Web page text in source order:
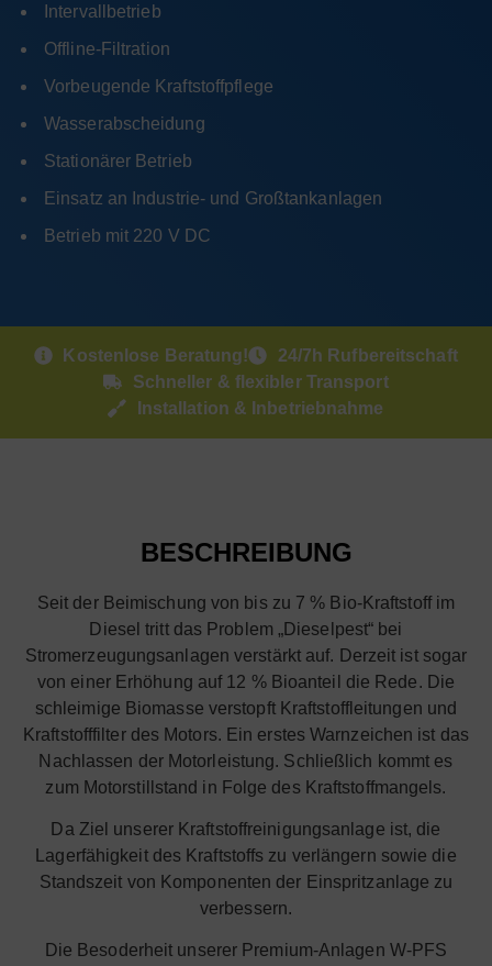
Intervallbetrieb
Offline-Filtration
Vorbeugende Kraftstoffpflege
Wasserabscheidung
Stationärer Betrieb
Einsatz an Industrie- und Großtankanlagen
Betrieb mit 220 V DC
Kostenlose Beratung!
24/7h Rufbereitschaft
Schneller & flexibler Transport
Installation & Inbetriebnahme
BESCHREIBUNG
Seit der Beimischung von bis zu 7 % Bio-Kraftstoff im
Diesel tritt das Problem „Dieselpest“ bei
Stromerzeugungsanlagen verstärkt auf. Derzeit ist sogar
von einer Erhöhung auf 12 % Bioanteil die Rede. Die
schleimige Biomasse verstopft Kraftstoffleitungen und
Kraftstofffilter des Motors. Ein erstes Warnzeichen ist das
Nachlassen der Motorleistung. Schließlich kommt es
zum Motorstillstand in Folge des Kraftstoffmangels.
Da Ziel unserer Kraftstoffreinigungsanlage ist, die
Lagerfähigkeit des Kraftstoffs zu verlängern sowie die
Standszeit von Komponenten der Einspritzanlage zu
verbessern.
Die Besoderheit unserer Premium-Anlagen W-PFS